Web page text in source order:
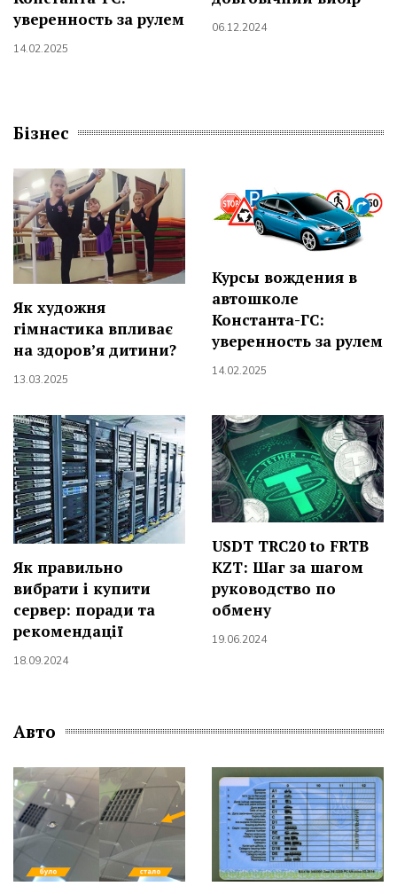
уверенность за рулем
14.02.2025
06.12.2024
Бізнес
Як художня
гімнастика впливає
на здоров’я дитини?
13.03.2025
Курсы вождения в
автошколе
Константа-ГС:
уверенность за рулем
14.02.2025
Як правильно
вибрати і купити
сервер: поради та
рекомендації
18.09.2024
USDT TRC20 to FRTB
KZT: Шаг за шагом
руководство по
обмену
19.06.2024
Авто